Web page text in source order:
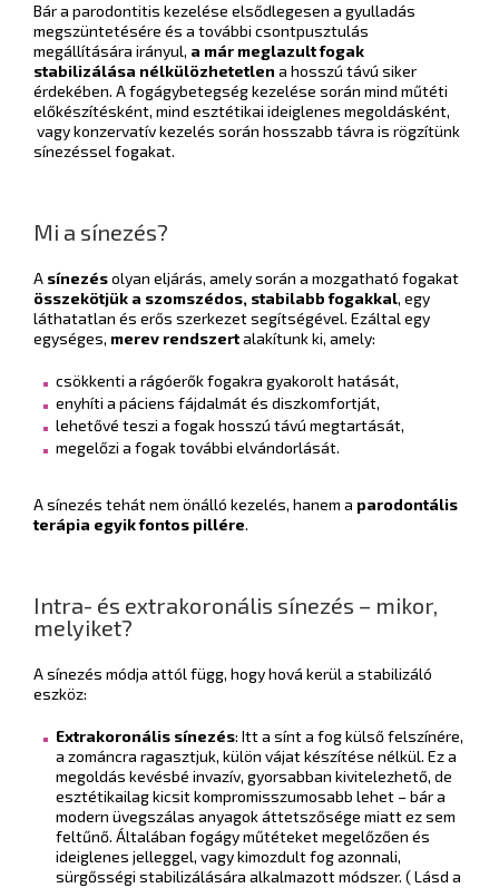
Bár a parodontitis kezelése elsődlegesen a gyulladás
megszüntetésére és a további csontpusztulás
megállítására irányul, a már meglazult fogak
stabilizálása nélkülözhetetlen a hosszú távú siker
érdekében. A fogágybetegség kezelése során mind műtéti
előkészítésként, mind esztétikai ideiglenes megoldásként,
vagy konzervatív kezelés során hosszabb távra is rögzítünk
sínezéssel fogakat.
Mi a sínezés?
A sínezésolyan eljárás, amely során a mozgatható fogakat
összekötjük a szomszédos, stabilabb fogakkal, egy
láthatatlan és erős szerkezet segítségével. Ezáltal egy
egységes, merev rendszertalakítunk ki, amely:
csökkenti a rágóerők fogakra gyakorolt hatását,
enyhíti a páciens fájdalmát és diszkomfortját,
lehetővé teszi a fogak hosszú távú megtartását,
megelőzi a fogak további elvándorlását.
A sínezés tehát nem önálló kezelés, hanem a parodontális
terápia egyik fontos pillére.
Intra- és extrakoronális sínezés – mikor,
melyiket?
A sínezés módja attól függ, hogy hová kerül a stabilizáló
eszköz:
Extrakoronális sínezés: Itt a sínt a fog külső felszínére,
a zománcra ragasztjuk, külön vájat készítése nélkül. Ez a
megoldás kevésbé invazív, gyorsabban kivitelezhető, de
esztétikailag kicsit kompromisszumosabb lehet – bár a
modern üvegszálas anyagok áttetszősége miatt ez sem
feltűnő. Általában fogágy műtéteket megelőzően és
ideiglenes jelleggel, vagy kimozdult fog azonnali,
sürgősségi stabilizálására alkalmazott módszer. ( Lásd a